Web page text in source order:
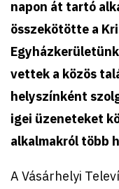
napon át tartó
összekötötte a
vettek a közös
helyszínként
igei üzeneteket
alkalmakról több
A Vásárhelyi